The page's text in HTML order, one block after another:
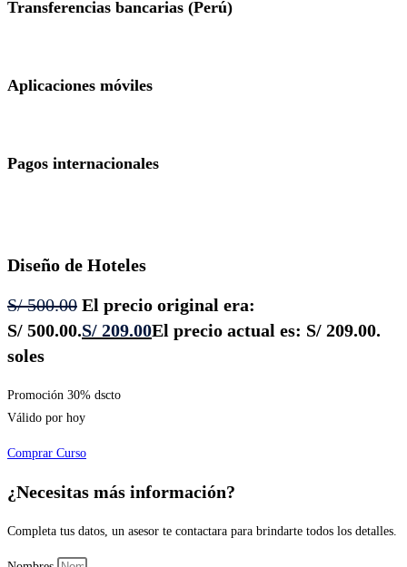
Transferencias bancarias (Perú)
Aplicaciones móviles
Pagos internacionales
Diseño de Hoteles
S/500.00 El precio original era:
S/ 500.00.S/ 209.00El precio actual es: S/ 209.00.
soles
Promoción 30% dscto
Válido por hoy
Comprar Curso
¿Necesitas más información?
Completa tus datos, un asesor te contactara para brindarte todos los detalles.